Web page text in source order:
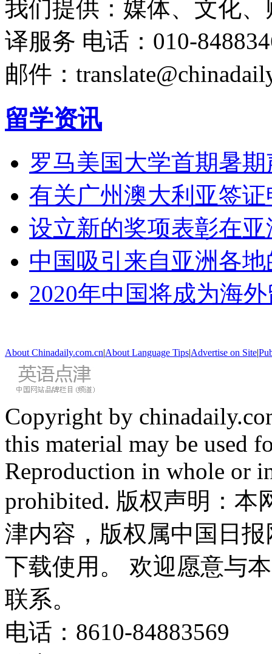
我们提供：媒体、文化
译服务 电话：010-
邮件：
留学资讯
罗马美国大学首期暑
有关广州澳大利亚签
设立新的奖项表彰在
中国吸引来自亚洲各
2020年中国将成为海
About Chinadaily.com.cn|About Language Tips|Advertise on Site|
Copyright by
this material may be used
Reproduction in whole or
prohibited. 版权声明：
津内容，版权属中国日
下载使用。 欢迎愿意与
联系。
电话：8610-84883569